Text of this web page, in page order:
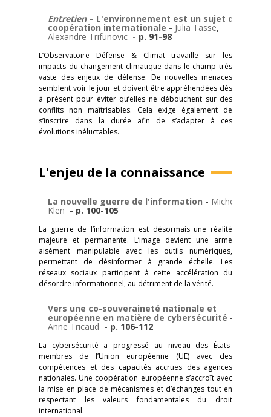
Entretien– L'environnement est un sujet de
coopération internationale - Julia Tasse,
Alexandre Trifunovic - p. 91-98
L’Observatoire Défense & Climat travaille sur les
impacts du changement climatique dans le champ très
vaste des enjeux de défense. De nouvelles menaces
semblent voir le jour et doivent être appréhendées dès
à présent pour éviter qu’elles ne débouchent sur des
conflits non maîtrisables. Cela exige également de
s’inscrire dans la durée afin de s’adapter à ces
évolutions inéluctables.
L'enjeu de la connaissance
La nouvelle guerre de l'information - Michel
Klen - p. 100-105
La guerre de l’information est désormais une réalité
majeure et permanente. L’image devient une arme
aisément manipulable avec les outils numériques,
permettant de désinformer à grande échelle. Les
réseaux sociaux participent à cette accélération du
désordre informationnel, au détriment de la vérité.
Vers une co-souveraineté nationale et
européenne en matière de cybersécurité -
Anne Tricaud - p. 106-112
La cybersécurité a progressé au niveau des États-
membres de l’Union européenne (UE) avec des
compétences et des capacités accrues des agences
nationales. Une coopération européenne s’accroît avec
la mise en place de mécanismes et d’échanges tout en
respectant les valeurs fondamentales du droit
international.